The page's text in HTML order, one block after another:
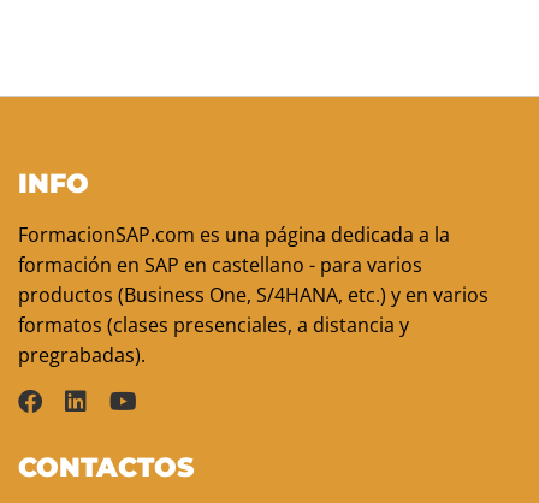
INFO
FormacionSAP.com es una página dedicada a la
formación en SAP en castellano - para varios
productos (Business One, S/4HANA, etc.) y en varios
formatos (clases presenciales, a distancia y
pregrabadas).
CONTACTOS